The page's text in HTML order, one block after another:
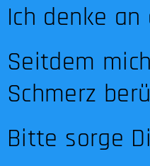
Ich denke an
Seitdem
Schmerz
Bitte sorge